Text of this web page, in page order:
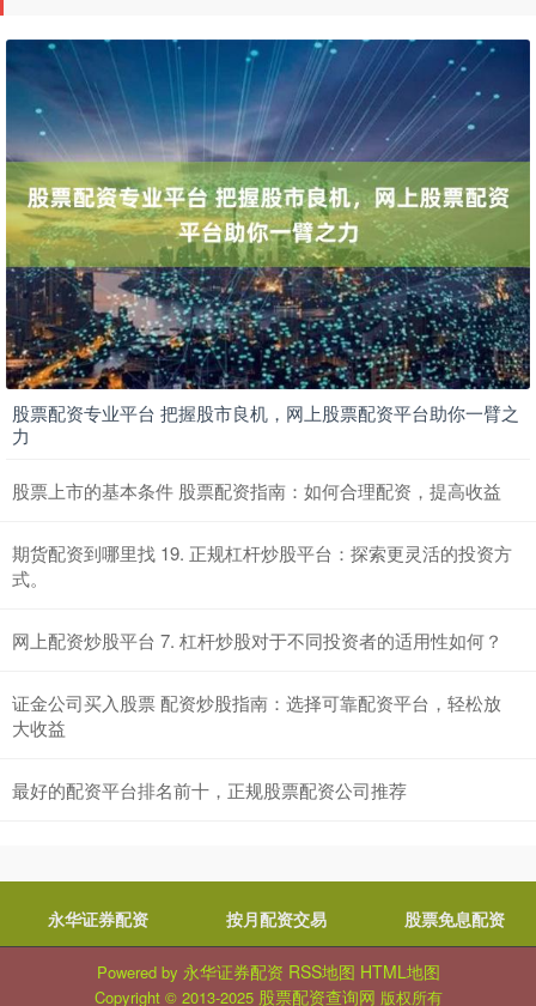
股票配资专业平台 把握股市良机，网上股票配资平台助你一臂之
力
股票上市的基本条件 股票配资指南：如何合理配资，提高收益
期货配资到哪里找 19. 正规杠杆炒股平台：探索更灵活的投资方
式。
网上配资炒股平台 7. 杠杆炒股对于不同投资者的适用性如何？
证金公司买入股票 配资炒股指南：选择可靠配资平台，轻松放
大收益
最好的配资平台排名前十，正规股票配资公司推荐
永华证券配资 按月配资交易 股票免息配资
Powered by 永华证券配资 RSS地图 HTML地图
Copyright © 2013-2025 股票配资查询网 版权所有